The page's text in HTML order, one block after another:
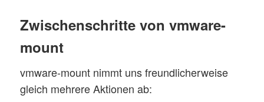
Zwischenschritte von vmware-
mount
vmware-mount nimmt uns freundlicherweise
gleich mehrere Aktionen ab: